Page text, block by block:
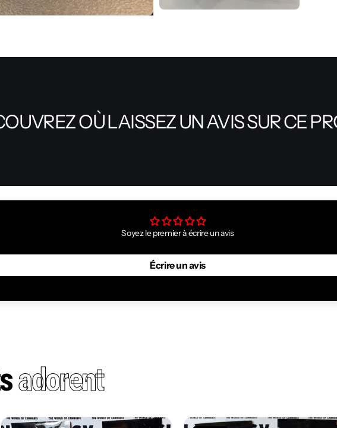
OÙ LAISSEZ UN AVIS SUR CE
Soyez le premier à écrire un avis
Écrire un avis
adorent